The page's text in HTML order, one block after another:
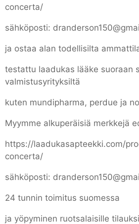
concerta/
sähköposti:
ja ostaa alan todellisilta
testattu laadukas lääke suoraan
valmistusyrityksiltä
kuten mundipharma, perdue ja
Myymme alkuperäisiä merkkejä
https://laadukasapteekki.com/
concerta/
sähköposti:
24 tunnin toimitus suomessa
ja yöpyminen ruotsalaisille